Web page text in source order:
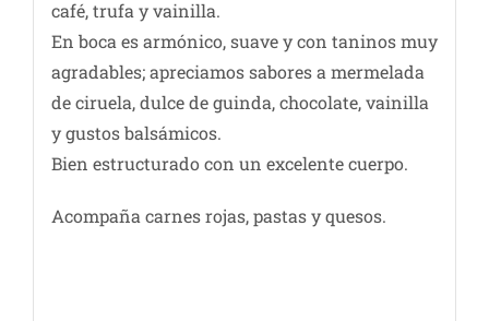
café, trufa y vainilla.
En boca es armónico, suave y con taninos muy
agradables; apreciamos sabores a mermelada
de ciruela, dulce de guinda, chocolate, vainilla
y gustos balsámicos.
Bien estructurado con un excelente cuerpo.
Acompaña carnes rojas, pastas y quesos.